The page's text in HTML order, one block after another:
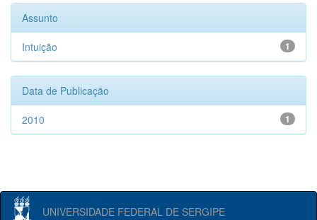
Assunto
1
Intuição
Data de Publicação
1
2010
UNIVERSIDADE FEDERAL DE SERGIPE